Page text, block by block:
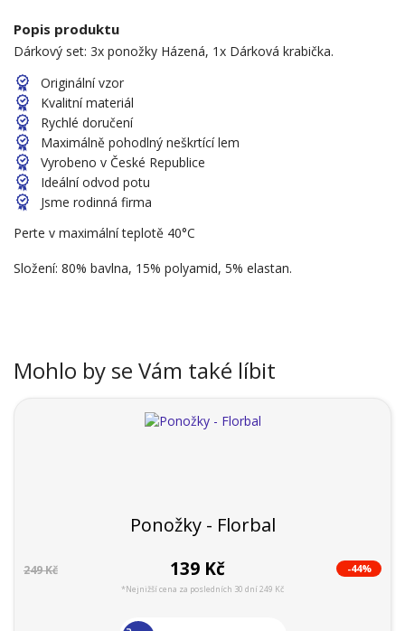
Popis produktu
Dárkový set: 3x ponožky Házená, 1x Dárková krabička.
Originální vzor
Kvalitní materiál
Rychlé doručení
Maximálně pohodlný neškrtící lem
Vyrobeno v České Republice
Ideální odvod potu
Jsme rodinná firma
Perte v maximální teplotě 40°C
Složení: 80% bavlna, 15% polyamid, 5% elastan.
Mohlo by se Vám také líbit
Ponožky - Florbal
249 Kč 139 Kč -44%
*Nejnižší cena za posledních 30 dní 249 Kč